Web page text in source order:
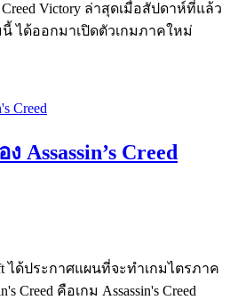
Victory ล่าสุดเมื่อสัปดาห์ที่แล้ว
นี้ ได้ออกมาเปิดตัวเกมภาคใหม่
Creed
Assassin’s Creed
ได้ประกาศแผนที่จะทำเกมไตรภาค
Creed คือเกม Assassin's Creed